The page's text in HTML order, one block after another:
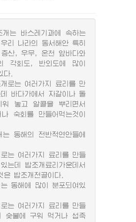
는 바스레기과에 속하는
리 나라의 동서해안 특히
산, 우무, 온천 앞바다와
각회도, 반외도에 많이
다.
로는 여러가지 료리를 만
바다가에서 자갈이나 돌
워 놓고 알콜을 뿌리면서
숙회를 만들어먹는것이
동해의 전반적연안들에
는 여러가지 료리를 만들
는데 밥조개료리가운데서
은 밥조개전골이다.
동해에 많이 분포되여있
는 여러가지 료리를 만들
숯불에 구워 먹거나 섭죽